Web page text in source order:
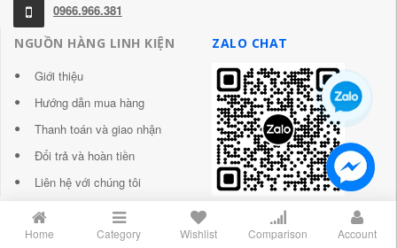
0966.966.381
NGUỒN HÀNG LINH KIỆN
Giới thiệu
Hướng dẫn mua hàng
Thanh toán và giao nhận
Đổi trả và hoàn tiền
Liên hệ với chúng tôi
ZALO CHAT
Home Category Wishlist Comparison Account